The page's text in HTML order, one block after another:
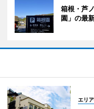
箱根・芦
園」の最
エリ